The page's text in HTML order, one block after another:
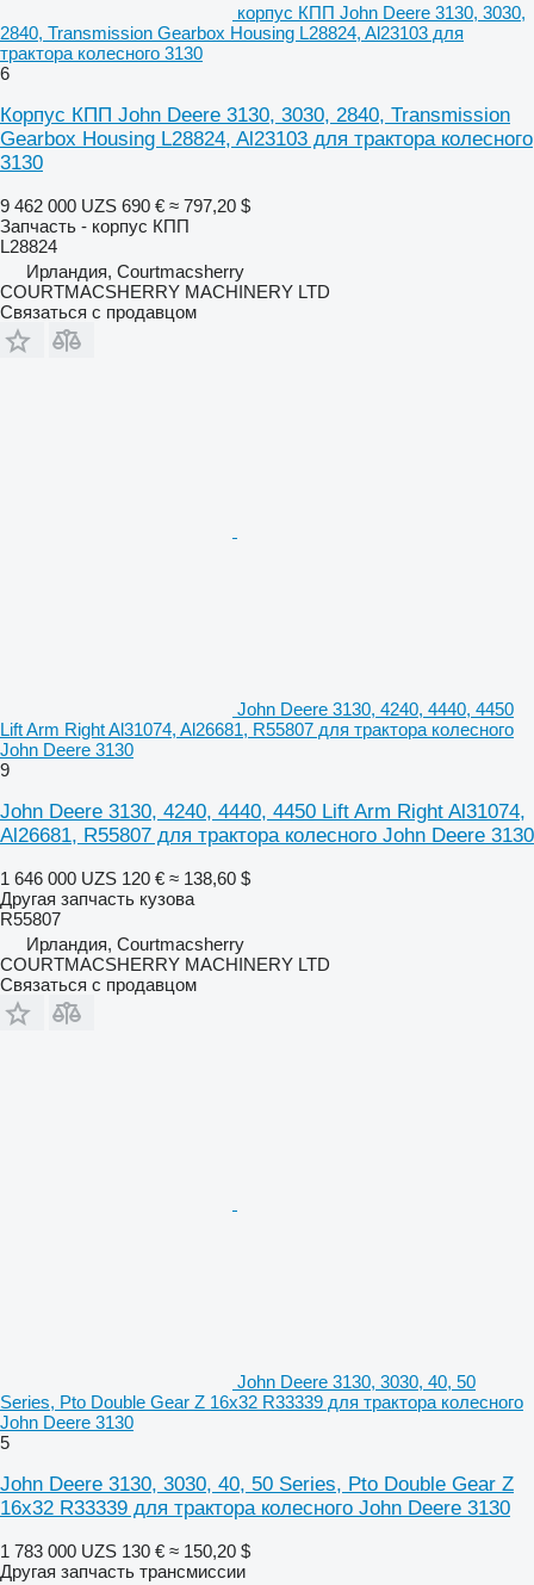
корпус КПП John Deere 3130, 3030,
2840, Transmission Gearbox Housing L28824, Al23103 для
трактора колесного 3130
6
Корпус КПП John Deere 3130, 3030, 2840, Transmission
Gearbox Housing L28824, Al23103 для трактора колесного
3130
9 462 000 UZS 690 € ≈ 797,20 $
Запчасть - корпус КПП
L28824
Ирландия, Courtmacsherry
COURTMACSHERRY MACHINERY LTD
Связаться с продавцом
John Deere 3130, 4240, 4440, 4450
Lift Arm Right Al31074, Al26681, R55807 для трактора колесного
John Deere 3130
9
John Deere 3130, 4240, 4440, 4450 Lift Arm Right Al31074,
Al26681, R55807 для трактора колесного John Deere 3130
1 646 000 UZS 120 € ≈ 138,60 $
Другая запчасть кузова
R55807
Ирландия, Courtmacsherry
COURTMACSHERRY MACHINERY LTD
Связаться с продавцом
John Deere 3130, 3030, 40, 50
Series, Pto Double Gear Z 16x32 R33339 для трактора колесного
John Deere 3130
5
John Deere 3130, 3030, 40, 50 Series, Pto Double Gear Z
16x32 R33339 для трактора колесного John Deere 3130
1 783 000 UZS 130 € ≈ 150,20 $
Другая запчасть трансмиссии